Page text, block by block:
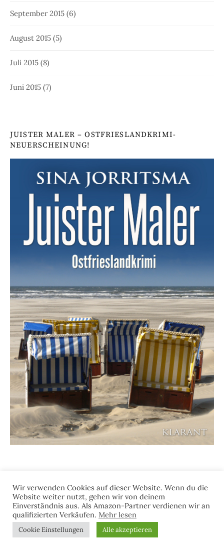
September 2015 (6)
August 2015 (5)
Juli 2015 (8)
Juni 2015 (7)
JUISTER MALER – OSTFRIESLANDKRIMI-
NEUERSCHEINUNG!
Suchen
nach:
Wir verwenden Cookies auf dieser Website. Wenn du die
Website weiter nutzt, gehen wir von deinem
Einverständnis aus. Als Amazon-Partner verdienen wir an
qualifizierten Verkäufen. Mehr lesen
Cookie Einstellungen Alle akzeptieren